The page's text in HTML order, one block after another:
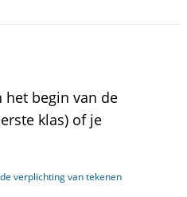
het begin van de
klas) of je
verplichting van tekenen